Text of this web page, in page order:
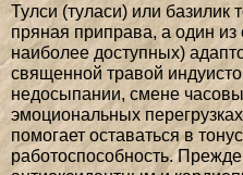
Тулси (туласи) или
пряная приправа, а один
наиболее доступных)
священной травой
недосыпании, смене
эмоциональных
помогает оставаться в
работоспособность.